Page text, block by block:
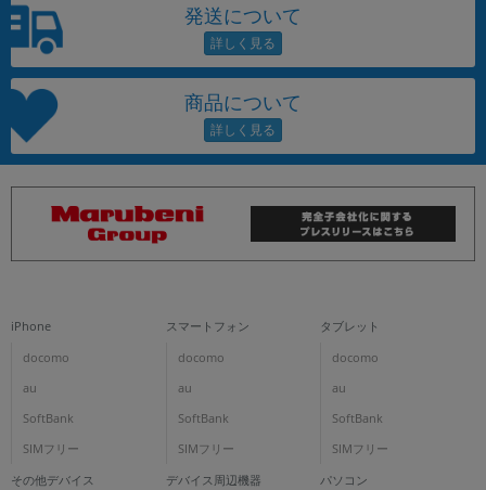
発送について
商品について
iPhone
docomo
au
SoftBank
SIMフリー
スマートフォン
docomo
au
SoftBank
SIMフリー
タブレット
docomo
au
SoftBank
SIMフリー
その他デバイス デバイス周辺機器 パソコン